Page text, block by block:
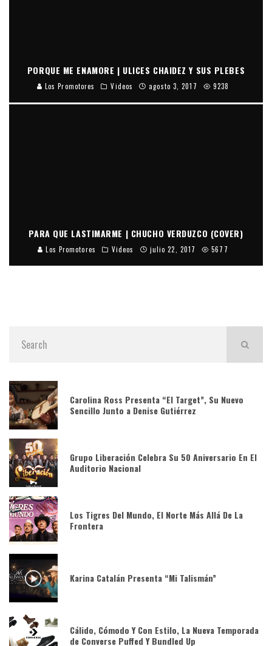
PORQUE ME ENAMORE | ULICES CHAIDEZ Y SUS PLEBES
Los Promotores Videos agosto 3, 2017 9238
PARA QUE LASTIMARME | CHUCHO VERDUZCO (COVER)
Los Promotores Videos julio 22, 2017 5677
Carolina Ross Presenta “El Target”, Su Nuevo
Sencillo Junto a Denise Gutiérrez
Grupo Liberación Celebra Su 50 Aniversario En El
Auditorio Nacional
Los Tigres Del Mundo, El Norte Más Allá De La
Frontera
Karina Catalán Presenta “Mi Talismán”
Cálido, Cómodo Y Con Estilo, La Nueva Temporada
de Converse Puffed Y Bundled Up